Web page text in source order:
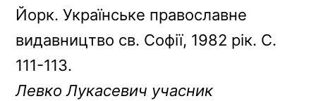
Йорк. Українське православне
видавництво св. Софії, 1982 рік. С.
111-113.
Левко Лукасевич учасник